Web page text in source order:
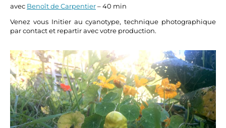
avec Benoît de Carpentier– 40 min
Venez vous Initier au cyanotype, technique photographique
par contact et repartir avec votre production.